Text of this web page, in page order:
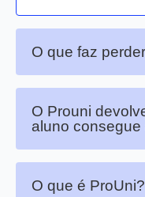
O que faz
O Prouni
aluno consegue
O que é ProUni?